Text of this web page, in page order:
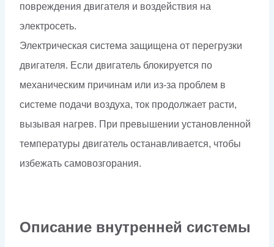
повреждения двигателя и воздействия на
электросеть.
Электрическая система защищена от перегрузки
двигателя. Если двигатель блокируется по
механическим причинам или из-за проблем в
системе подачи воздуха, ток продолжает расти,
вызывая нагрев. При превышении установленной
температуры двигатель останавливается, чтобы
избежать самовозгорания.
Описание внутренней системы